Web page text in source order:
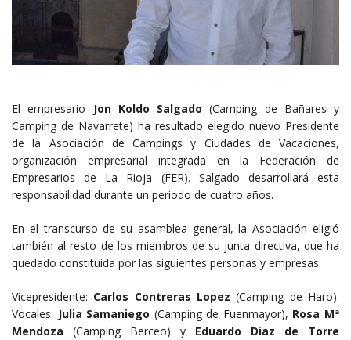
El empresario Jon Koldo Salgado (Camping de Bañares y
Camping de Navarrete) ha resultado elegido nuevo Presidente
de la Asociación de Campings y Ciudades de Vacaciones,
organización empresarial integrada en la Federación de
Empresarios de La Rioja (FER). Salgado desarrollará esta
responsabilidad durante un periodo de cuatro años.
En el transcurso de su asamblea general, la Asociación eligió
también al resto de los miembros de su junta directiva, que ha
quedado constituida por las siguientes personas y empresas.
Vicepresidente: Carlos Contreras Lopez (Camping de Haro).
Vocales: Julia Samaniego (Camping de Fuenmayor), Rosa Mª
Mendoza (Camping Berceo) y Eduardo Diaz de Torre